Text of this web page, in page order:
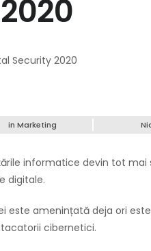
in Marketing
informatice devin tot
digitale.
este amenințată deja ori
cibernetici.